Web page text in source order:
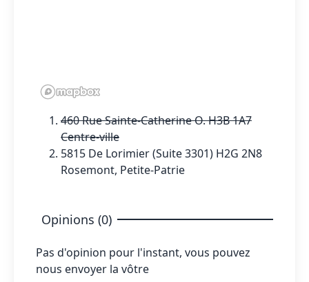
460 Rue Sainte-Catherine O. H3B 1A7
Centre-ville
5815 De Lorimier (Suite 3301) H2G 2N8
Rosemont, Petite-Patrie
Opinions (0)
Pas d'opinion pour l'instant, vous pouvez
nous envoyer la vôtre